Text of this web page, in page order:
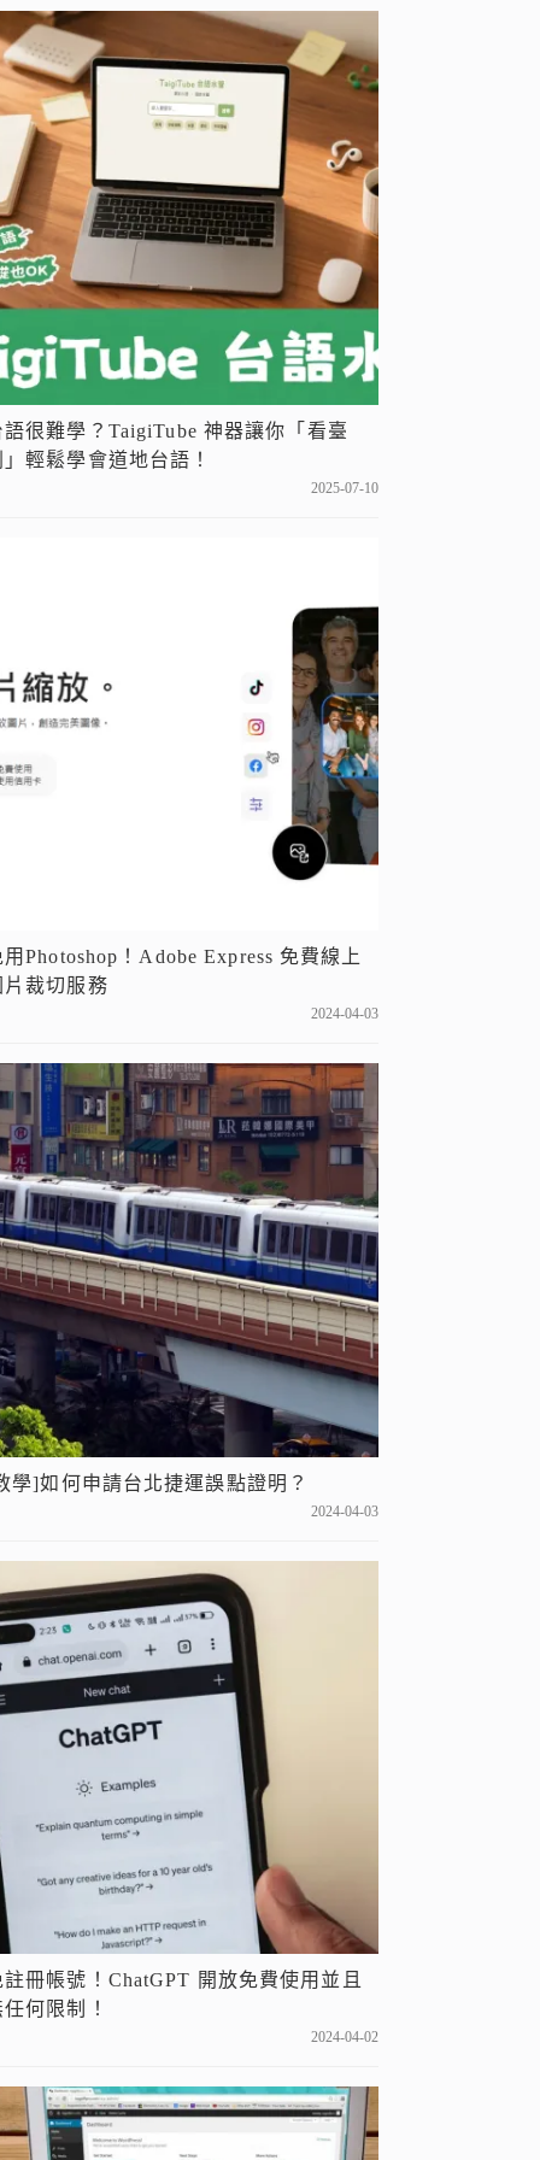
語很難學？TaigiTube 神器讓你「看臺
」輕鬆學會道地台語！
2025-07-10
用Photoshop！Adobe Express 免費線上
片裁切服務
2024-04-03
學]如何申請台北捷運誤點證明？
2024-04-03
註冊帳號！ChatGPT 開放免費使用並且
任何限制！
2024-04-02